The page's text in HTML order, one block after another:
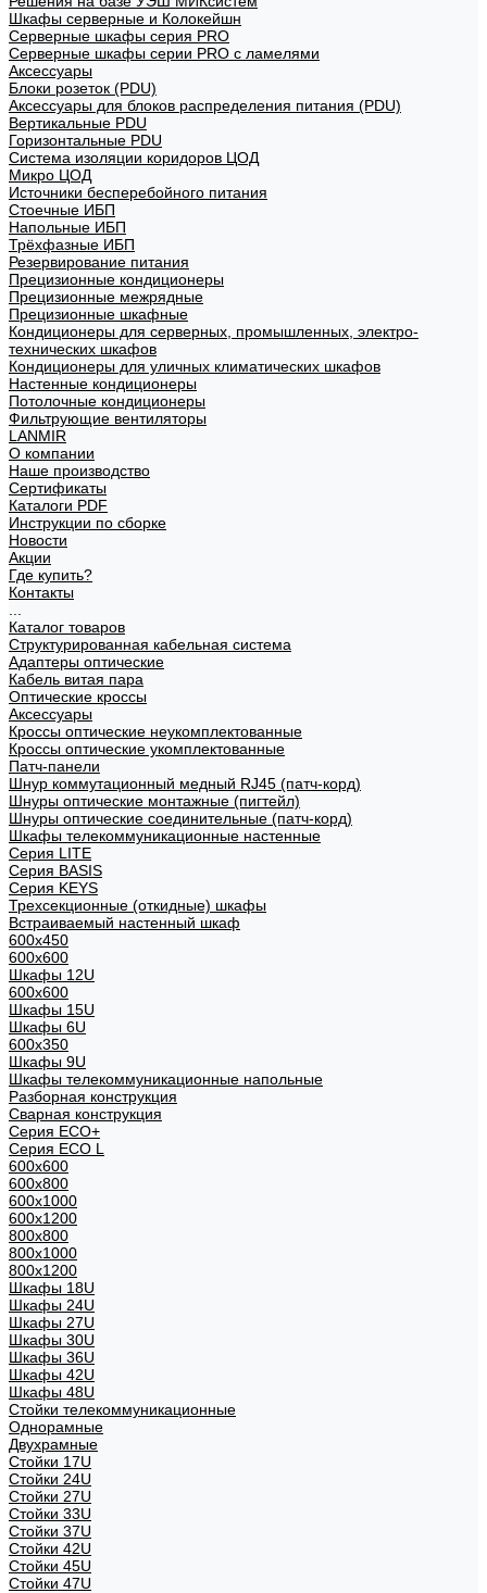
Шкафы серверные и Колокейшн
Серверные шкафы серия PRO
Серверные шкафы серии PRO с ламелями
Аксессуары
Блоки розеток (PDU)
Аксессуары для блоков распределения питания (PDU)
Вертикальные PDU
Горизонтальные PDU
Система изоляции коридоров ЦОД
Микро ЦОД
Источники бесперебойного питания
Стоечные ИБП
Напольные ИБП
Трёхфазные ИБП
Резервирование питания
Прецизионные кондиционеры
Прецизионные межрядные
Прецизионные шкафные
Кондиционеры для серверных, промышленных, электро-
технических шкафов
Кондиционеры для уличных климатических шкафов
Настенные кондиционеры
Потолочные кондиционеры
Фильтрующие вентиляторы
LANMIR
О компании
Наше производство
Сертификаты
Каталоги PDF
Инструкции по сборке
Новости
Акции
Где купить?
Контакты
Каталог товаров
Структурированная кабельная система
Адаптеры оптические
Кабель витая пара
Оптические кроссы
Аксессуары
Кроссы оптические неукомплектованные
Кроссы оптические укомплектованные
Патч-панели
Шнур коммутационный медный RJ45 (патч-корд)
Шнуры оптические монтажные (пигтейл)
Шнуры оптические соединительные (патч-корд)
Шкафы телекоммуникационные настенные
Cерия LITE
Cерия BASIS
Cерия KEYS
Трехсекционные (откидные) шкафы
Встраиваемый настенный шкаф
600x450
600x600
Шкафы 12U
600x600
Шкафы 15U
Шкафы 6U
600x350
Шкафы 9U
Шкафы телекоммуникационные напольные
Разборная конструкция
Сварная конструкция
Серия ECO+
Серия ECO L
600x600
600x800
600х1000
600х1200
800x800
800х1000
800х1200
Шкафы 18U
Шкафы 24U
Шкафы 27U
Шкафы 30U
Шкафы 36U
Шкафы 42U
Шкафы 48U
Стойки телекоммуникационные
Однорамные
Двухрамные
Стойки 17U
Стойки 24U
Стойки 27U
Стойки 33U
Стойки 37U
Стойки 42U
Стойки 45U
Стойки 47U